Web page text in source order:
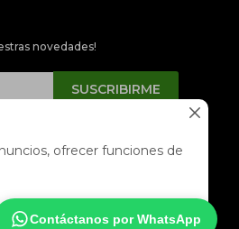

ofrecer funciones de
de mi pedido en
Contáctanos por WhatsApp
novedades!
SUSCRIBIRME